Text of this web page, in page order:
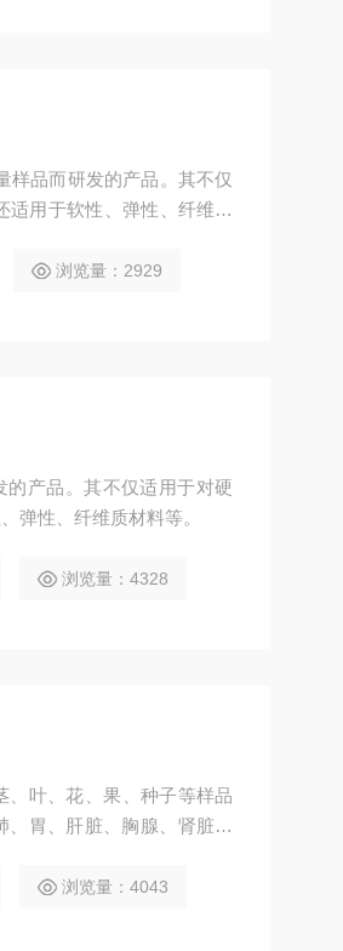
样品而研发的产品。其不仅
适用于软性、弹性、纤维质
浏览量：2929
弹性、纤维质材料等。
浏览量：4328
、叶、花、果、种子等样品
浏览量：4043